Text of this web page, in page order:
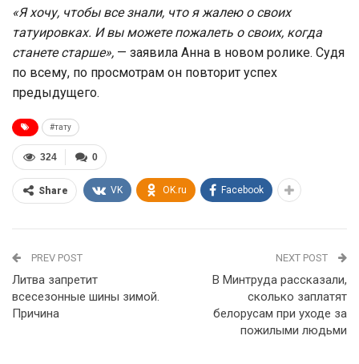
«Я хочу, чтобы все знали, что я жалею о своих
татуировках. И вы можете пожалеть о своих, когда
станете старше», — заявила Анна в новом ролике. Судя
по всему, по просмотрам он повторит успех
предыдущего.
#тату
0
324
Share VK OK.ru Facebook
PREV POST
Литва запретит
всесезонные шины зимой.
Причина
NEXT POST
В Минтруда рассказали,
сколько заплатят
белорусам при уходе за
пожилыми людьми